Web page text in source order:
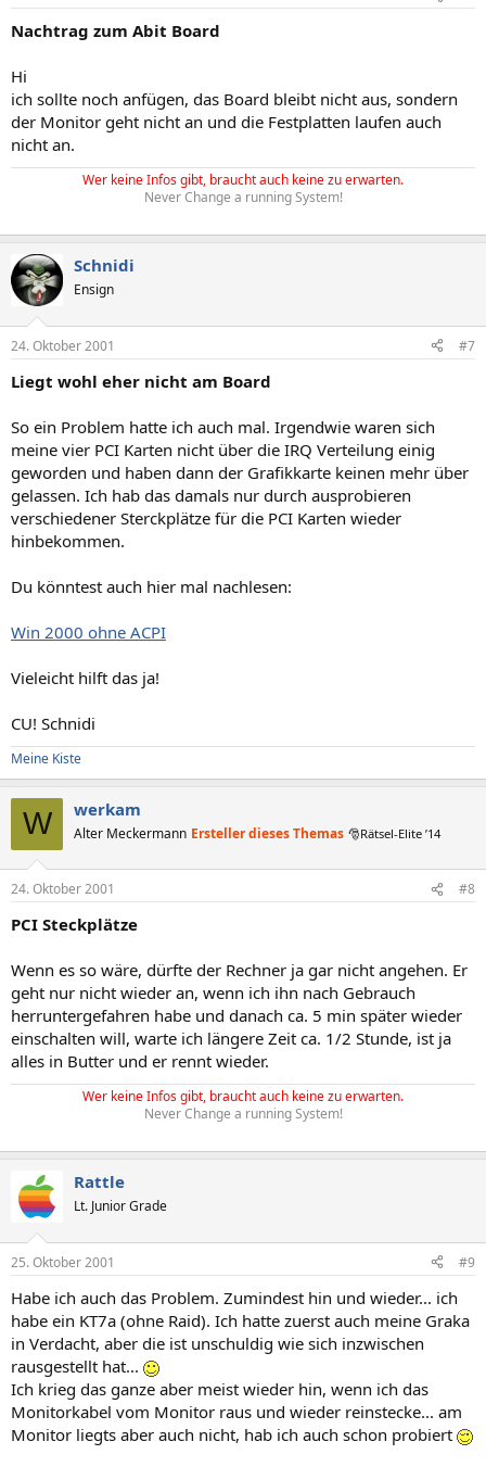
Nachtrag zum Abit Board
Hi
ich sollte noch anfügen, das Board bleibt nicht aus, sondern
der Monitor geht nicht an und die Festplatten laufen auch
nicht an.
Wer keine Infos gibt, braucht auch keine zu erwarten.
Never Change a running System!
Schnidi
Ensign
24. Oktober 2001 #7
Liegt wohl eher nicht am Board
So ein Problem hatte ich auch mal. Irgendwie waren sich
meine vier PCI Karten nicht über die IRQ Verteilung einig
geworden und haben dann der Grafikkarte keinen mehr über
gelassen. Ich hab das damals nur durch ausprobieren
verschiedener Sterckplätze für die PCI Karten wieder
hinbekommen.
Du könntest auch hier mal nachlesen:
Win 2000 ohne ACPI
Vieleicht hilft das ja!
CU! Schnidi
Meine Kiste
W werkam
Alter Meckermann Ersteller dieses Themas 🎅Rätsel-Elite ’14
24. Oktober 2001 #8
PCI Steckplätze
Wenn es so wäre, dürfte der Rechner ja gar nicht angehen. Er
geht nur nicht wieder an, wenn ich ihn nach Gebrauch
herruntergefahren habe und danach ca. 5 min später wieder
einschalten will, warte ich längere Zeit ca. 1/2 Stunde, ist ja
alles in Butter und er rennt wieder.
Wer keine Infos gibt, braucht auch keine zu erwarten.
Never Change a running System!
Rattle
Lt. Junior Grade
25. Oktober 2001 #9
Habe ich auch das Problem. Zumindest hin und wieder... ich
habe ein KT7a (ohne Raid). Ich hatte zuerst auch meine Graka
in Verdacht, aber die ist unschuldig wie sich inzwischen
rausgestellt hat...
Ich krieg das ganze aber meist wieder hin, wenn ich das
Monitorkabel vom Monitor raus und wieder reinstecke... am
Monitor liegts aber auch nicht, hab ich auch schon probiert